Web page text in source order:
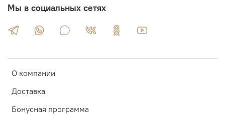
О компании
Доставка
Бонусная программа
Мы в социальных сетях